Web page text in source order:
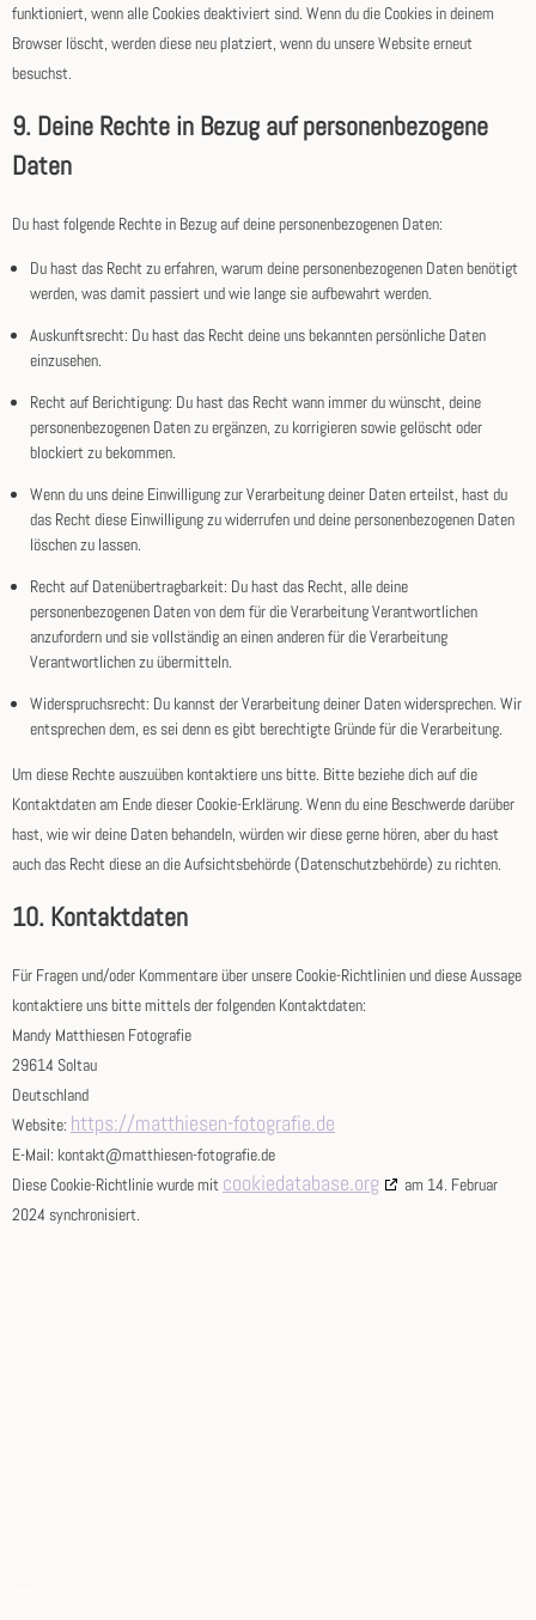
funktioniert, wenn alle Cookies deaktiviert sind. Wenn du die Cookies in deinem
Browser löscht, werden diese neu platziert, wenn du unsere Website erneut
besuchst.
9. Deine Rechte in Bezug auf personenbezogene
Daten
Du hast folgende Rechte in Bezug auf deine personenbezogenen Daten:
Du hast das Recht zu erfahren, warum deine personenbezogenen Daten benötigt
werden, was damit passiert und wie lange sie aufbewahrt werden.
Auskunftsrecht: Du hast das Recht deine uns bekannten persönliche Daten
einzusehen.
Recht auf Berichtigung: Du hast das Recht wann immer du wünscht, deine
personenbezogenen Daten zu ergänzen, zu korrigieren sowie gelöscht oder
blockiert zu bekommen.
Wenn du uns deine Einwilligung zur Verarbeitung deiner Daten erteilst, hast du
das Recht diese Einwilligung zu widerrufen und deine personenbezogenen Daten
löschen zu lassen.
Recht auf Datenübertragbarkeit: Du hast das Recht, alle deine
personenbezogenen Daten von dem für die Verarbeitung Verantwortlichen
anzufordern und sie vollständig an einen anderen für die Verarbeitung
Verantwortlichen zu übermitteln.
Widerspruchsrecht: Du kannst der Verarbeitung deiner Daten widersprechen. Wir
entsprechen dem, es sei denn es gibt berechtigte Gründe für die Verarbeitung.
Um diese Rechte auszuüben kontaktiere uns bitte. Bitte beziehe dich auf die
Kontaktdaten am Ende dieser Cookie-Erklärung. Wenn du eine Beschwerde darüber
hast, wie wir deine Daten behandeln, würden wir diese gerne hören, aber du hast
auch das Recht diese an die Aufsichtsbehörde (Datenschutzbehörde) zu richten.
10. Kontaktdaten
Für Fragen und/oder Kommentare über unsere Cookie-Richtlinien und diese Aussage
kontaktiere uns bitte mittels der folgenden Kontaktdaten:
Mandy Matthiesen Fotografie
29614 Soltau
Deutschland
Website: https://matthiesen-fotografie.de
E-Mail: kontakt@matthiesen-fotografie.de
Diese Cookie-Richtlinie wurde mit cookiedatabase.org
am 14. Februar
2024 synchronisiert.